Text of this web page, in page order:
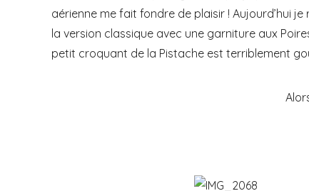
aérienne me fait fondre de plaisir ! Aujourd’hui
la version classique avec une garniture aux
petit croquant de la Pistache est terriblement